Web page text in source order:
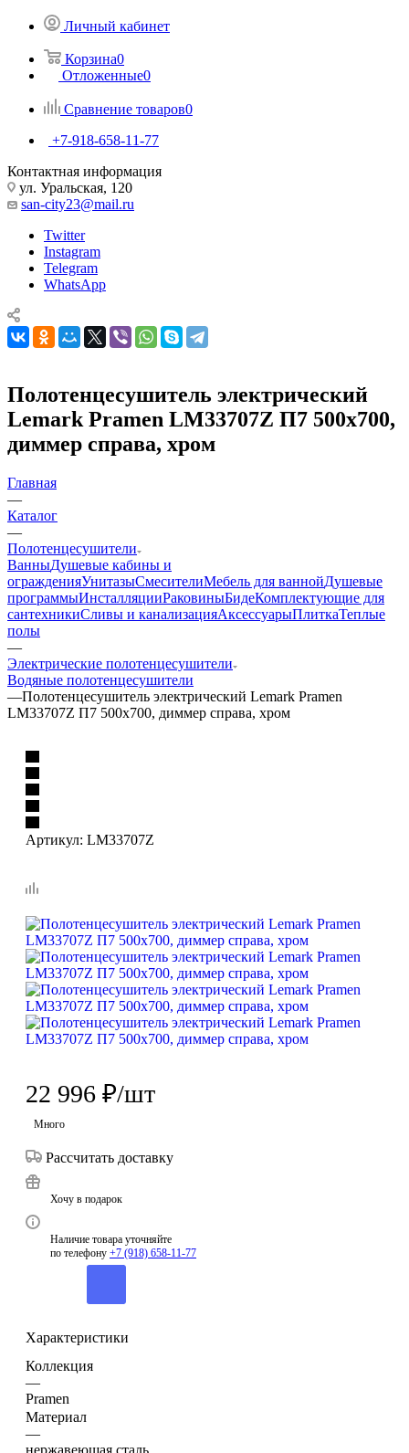
Личный кабинет
Корзина0
Отложенные0
Сравнение товаров0
+7-918-658-11-77
Контактная информация
ул. Уральская, 120
san-city23@mail.ru
Twitter
Instagram
Telegram
WhatsApp
Полотенцесушитель электрический
Lemark Pramen LM33707Z П7 500x700,
диммер справа, хром
Главная
—
Каталог
—
Полотенцесушители
ВанныДушевые кабины и
огражденияУнитазыСмесителиМебель для ваннойДушевые
программыИнсталляцииРаковиныБидеКомплектующие для
сантехникиСливы и канализацияАксессуарыПлиткаТеплые
полы
—
Электрические полотенцесушители
Водяные полотенцесушители
—Полотенцесушитель электрический Lemark Pramen
LM33707Z П7 500x700, диммер справа, хром
Артикул: LM33707Z
22 996 ₽/шт
Много
Рассчитать доставку
Хочу в подарок
Наличие товара уточняйте
по телефону +7 (918) 658-11-77
Характеристики
Коллекция
—
Pramen
Материал
—
нержавеющая сталь